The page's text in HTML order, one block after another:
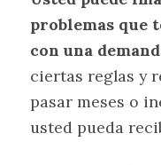
problemas que
con una
ciertas reglas y
pasar meses o
usted pueda